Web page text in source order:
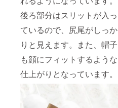
後ろ部分はスリットが入っ
ているので、尻尾がしっか
りと見えます。また、帽子
も顔にフィットするような
仕上がりとなっています。